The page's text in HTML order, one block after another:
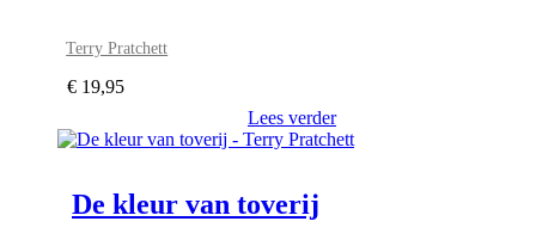
Terry Pratchett
€ 19,95
Lees verder
De kleur van toverij